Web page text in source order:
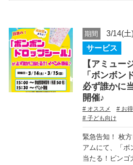
期間 3/14(
サービス
【アミュー
「ボンボン
必ず誰かに
開催♪
# オススメ # お
# 子ども向け
緊急告知！ 枚
アムにて、「ボ
当たる！ビンゴ